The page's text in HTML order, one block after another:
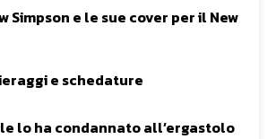
Simpson e le sue cover per il New
e schedature
lo ha condannato all’ergastolo